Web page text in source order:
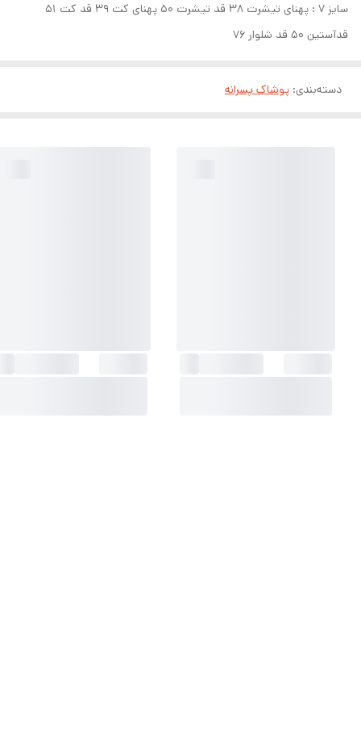
سایز ۷ : پهنای تیشرت ۳۸ قد تیشرت ۵۰ پهنای کت ۳۹ قد کت ۵۱
قدآستین ۵۰ قد شلوار ۷۶
دسته‌بندی: پوشاک پسرانه